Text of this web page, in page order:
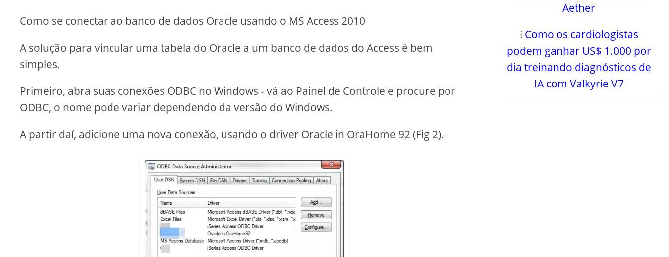
Como se conectar ao banco de dados Oracle usando o MS Access 2010
A solução para vincular uma tabela do Oracle a um banco de dados do Access é bem
simples.
Primeiro, abra suas conexões ODBC no Windows - vá ao Painel de Controle e procure por
ODBC, o nome pode variar dependendo da versão do Windows.
A partir daí, adicione uma nova conexão, usando o driver Oracle in OraHome 92 (Fig 2).
Aether
𝔦 Como os cardiologistas
podem ganhar US$ 1.000 por
dia treinando diagnósticos de
IA com Valkyrie V7